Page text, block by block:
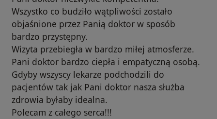
Wszystko co budziło wątpliwości zostało
objaśnione przez Panią doktor w sposób
bardzo przystępny.
Wizyta przebiegła w bardzo miłej atmosferze.
Pani doktor bardzo ciepła i empatyczną osobą.
Gdyby wszyscy lekarze podchodzili do
pacjentów tak jak Pani doktor nasza służba
zdrowia byłaby idealna.
Polecam z całego serca!!!